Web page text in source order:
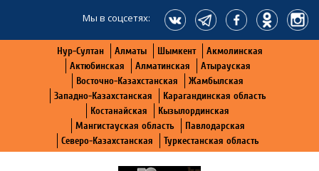
Мы в соцсетях:
Нур-Султан Алматы Шымкент
Акмолинская
Актюбинская
Алматинская
Атырауская
Восточно-Казахстанская
Жамбылская
Западно-Казахстанская
Карагандинская область
Костанайская
Кызылординская
Мангистауская область
Павлодарская
Северо-Казахстанская
Туркестанская область